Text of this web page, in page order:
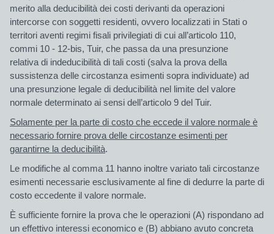
merito alla deducibilità dei costi derivanti da operazioni
intercorse con soggetti residenti, ovvero localizzati in Stati o
territori aventi regimi fisali privilegiati di cui all’articolo 110,
commi 10 - 12-bis, Tuir, che passa da una presunzione
relativa di indeducibilità di tali costi (salva la prova della
sussistenza delle circostanza esimenti sopra individuate) ad
una presunzione legale di deducibilità nel limite del valore
normale determinato ai sensi dell’articolo 9 del Tuir.
Solamente per la parte di costo che eccede il valore normale è
necessario fornire prova delle circostanze esimenti per
garantirne la deducibilità.
Le modifiche al comma 11 hanno inoltre variato tali circostanze
esimenti necessarie esclusivamente al fine di dedurre la parte di
costo eccedente il valore normale.
È sufficiente fornire la prova che le operazioni (A) rispondano ad
un effettivo interessi economico e (B) abbiano avuto concreta